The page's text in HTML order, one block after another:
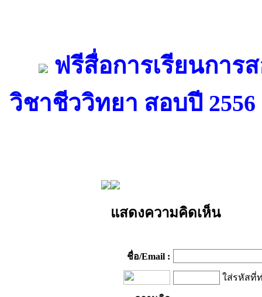
ฟรีสื่อการเรียนการ
วิชาชีววิทยา สอบปี 2556
แสดงความคิดเห็น
ชื่อ/Email :
ใส่รหัสที่